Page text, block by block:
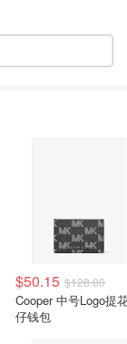
$50.15 $128.00
Cooper 中号Logo提
仔钱包